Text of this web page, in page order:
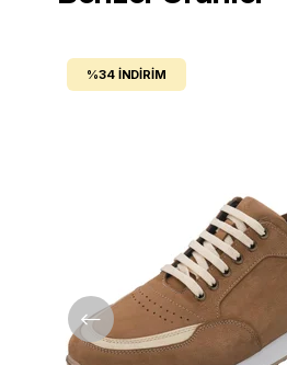
%34 İNDIRIM